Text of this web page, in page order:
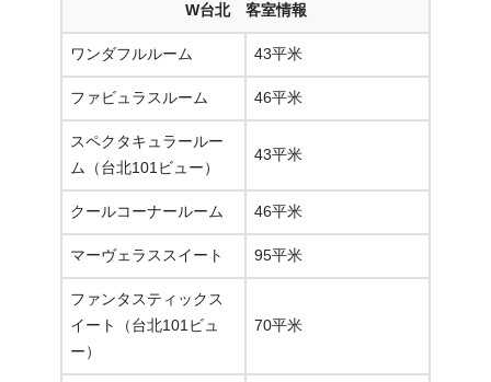
W台北 客室情報
ワンダフルルーム 43平米
ファビュラスルーム 46平米
スペクタキュラールー
ム（台北101ビュー）
43平米
クールコーナールーム 46平米
マーヴェラススイート 95平米
ファンタスティックス
イート（台北101ビュ
ー）
70平米